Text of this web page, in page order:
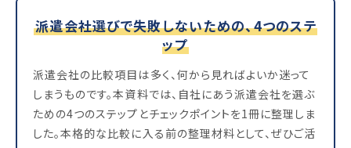
派遣会社選びで失敗しないための、4つのステ
ップ
派遣会社の比較項目は多く、何から見ればよいか迷って
しまうものです。本資料では、自社にあう派遣会社を選ぶ
ための4つのステップとチェックポイントを1冊に整理しま
した。本格的な比較に入る前の整理材料として、ぜひご活